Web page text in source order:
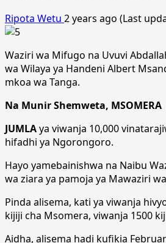
Ripota Wetu 2 years ago (Last
Waziri wa Mifugo na Uvuvi
wa Wilaya ya Handeni Albert
mkoa wa Tanga.
Na Munir Shemweta, MSOMERA
JUMLAya viwanja 10,000
hifadhi ya Ngorongoro.
Hayo yamebainishwa na Naibu
wa ziara ya pamoja ya Mawaziri
Pinda alisema, kati ya viwanja
kijiji cha Msomera, viwanja 1500
Aidha, alisema hadi kufikia